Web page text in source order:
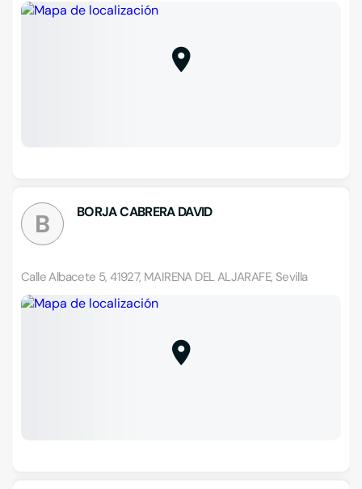
B BORJA CABRERA DAVID
Calle Albacete 5, 41927, MAIRENA DEL ALJARAFE, Sevilla